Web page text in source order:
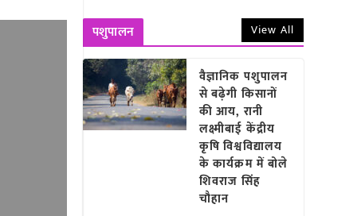
पशुपालन View All
वैज्ञानिक पशुपालन
से बढ़ेगी किसानों
की आय, रानी
लक्ष्मीबाई केंद्रीय
कृषि विश्वविद्यालय
के कार्यक्रम में बोले
शिवराज सिंह
चौहान